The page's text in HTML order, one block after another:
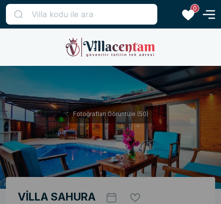
0
Fotoğrafları Görüntüle (50)
VİLLA SAHURA